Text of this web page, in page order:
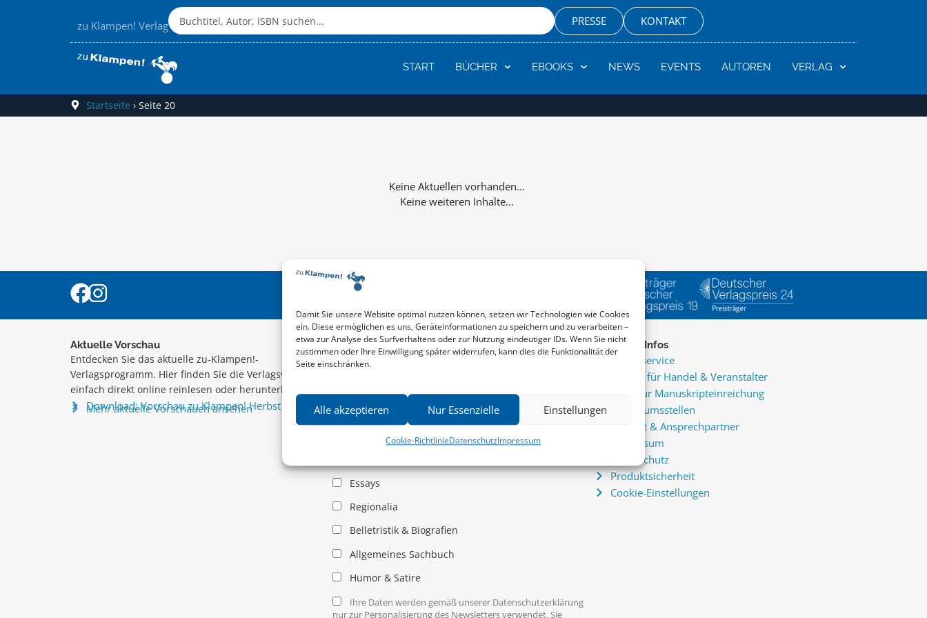
Damit Sie unsere Website optimal nutzen können, setzen wir Technologien wie Cookies
ein. Diese ermöglichen es uns, Geräteinformationen zu speichern und zu verarbeiten –
etwa zur Analyse des Surfverhaltens oder zur Nutzung eindeutiger IDs. Wenn Sie nicht
zustimmen oder Ihre Einwilligung später widerrufen, kann dies die Funktionalität der
Seite einschränken.
Alle akzeptieren Nur Essenzielle Einstellungen
Cookie-RichtlinieDatenschutzImpressum
zu Klampen! Verlag PRESSE KONTAKT
START BÜCHER EBOOKS NEWS EVENTS AUTOREN VERLAG
Startseite › Seite 20
Keine weiteren Inhalte...
Aktuelle Vorschau
Entdecken Sie das aktuelle zu-Klampen!-
Verlagsprogramm. Hier finden Sie die Verlagsvorschau –
einfach direkt online reinlesen oder herunterladen.
Download: Vorschau zu Klampen! Herbst 2026
Mehr aktuelle Vorschauen ansehen
Newsletter
News zu aktuellen Neuheiten und Nachrichten im zu
Allgemein
Essays
Regionalia
Belletristik & Biografien
Allgemeines Sachbuch
Humor & Satire
Ihre Daten werden gemäß unserer Datenschutzerklärung
nur zur Personalisierung des Newsletters verwendet. Sie
Service & Infos
Presseservice
Service für Handel & Veranstalter
Infos zur Manuskripteinreichung
Praktikumsstellen
Kontakt & Ansprechpartner
Impressum
Datenschutz
Produktsicherheit
Cookie-Einstellungen